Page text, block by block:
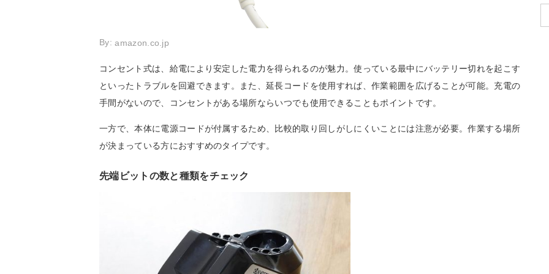
By:amazon.co.jp
コンセント式は、給電により安定した電力を得られるのが魅力。使っている最中にバッテリー切れを起こす
といったトラブルを回避できます。また、延長コードを使用すれば、作業範囲を広げることが可能。充電の
手間がないので、コンセントがある場所ならいつでも使用できることもポイントです。
一方で、本体に電源コードが付属するため、比較的取り回しがしにくいことには注意が必要。作業する場所
が決まっている方におすすめのタイプです。
先端ビットの数と種類をチェック